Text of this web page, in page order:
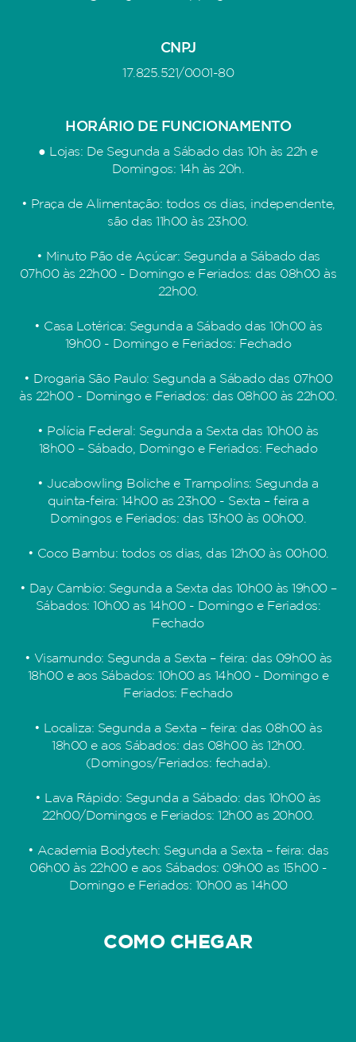
CNPJ
17.825.521/0001-80
HORÁRIO DE FUNCIONAMENTO
● Lojas: De Segunda a Sábado das 10h às 22h e
Domingos: 14h às 20h.
• Praça de Alimentação: todos os dias, independente,
são das 11h00 às 23h00.
• Minuto Pão de Açúcar: Segunda a Sábado das
07h00 às 22h00 - Domingo e Feriados: das 08h00 às
22h00.
• Casa Lotérica: Segunda a Sábado das 10h00 às
19h00 - Domingo e Feriados: Fechado
• Drogaria São Paulo: Segunda a Sábado das 07h00
às 22h00 - Domingo e Feriados: das 08h00 às 22h00.
• Polícia Federal: Segunda a Sexta das 10h00 às
18h00 – Sábado, Domingo e Feriados: Fechado
• Jucabowling Boliche e Trampolins: Segunda a
quinta-feira: 14h00 as 23h00 - Sexta – feira a
Domingos e Feriados: das 13h00 às 00h00.
• Coco Bambu: todos os dias, das 12h00 às 00h00.
• Day Câmbio: Segunda a Sexta das 10h00 às 19h00 –
Sábados: 10h00 as 14h00 - Domingo e Feriados:
Fechado
• Visamundo: Segunda a Sexta – feira: das 09h00 às
18h00 e aos Sábados: 10h00 as 14h00 - Domingo e
Feriados: Fechado
• Localiza: Segunda a Sexta – feira: das 08h00 às
18h00 e aos Sábados: das 08h00 às 12h00.
(Domingos/Feriados: fechada).
• Lava Rápido: Segunda a Sábado: das 10h00 às
22h00/Domingos e Feriados: 12h00 as 20h00.
• Academia Bodytech: Segunda a Sexta – feira: das
06h00 às 22h00 e aos Sábados: 09h00 as 15h00 -
Domingo e Feriados: 10h00 as 14h00
COMO CHEGAR